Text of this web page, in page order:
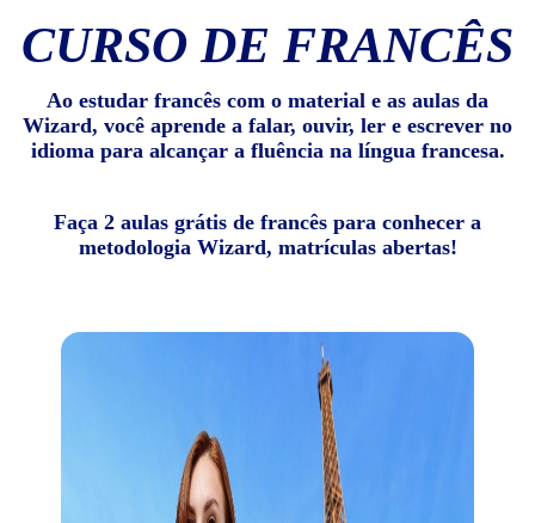
CURSO DE FRANCÊS
Ao estudar francês com o material e as aulas da
Wizard, você aprende a falar, ouvir, ler e escrever no
idioma para alcançar a fluência na língua francesa.
Faça 2 aulas grátis de francês para conhecer a
metodologia Wizard, matrículas abertas!